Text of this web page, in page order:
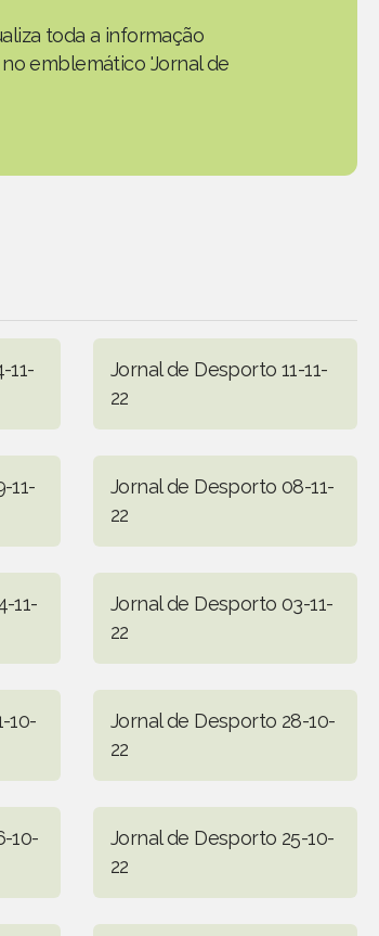
toda a informação
emblemático 'Jornal de
11-
Jornal de Desporto 11-11-
22
11-
Jornal de Desporto 08-11-
22
11-
Jornal de Desporto 03-11-
22
10-
Jornal de Desporto 28-10-
22
10-
Jornal de Desporto 25-10-
22